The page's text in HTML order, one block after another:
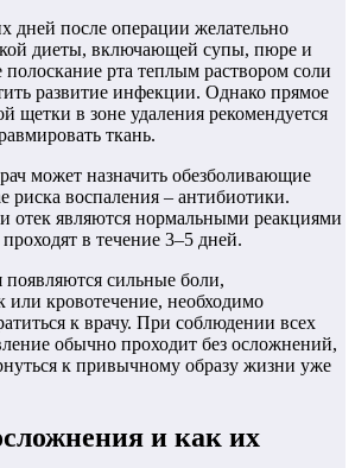
дней после операции желательно
диеты, включающей супы, пюре и
полоскание рта теплым раствором соли
развитие инфекции. Однако прямое
щетки в зоне удаления рекомендуется
ткань.
может назначить обезболивающие
риска воспаления – антибиотики.
отек являются нормальными реакциями
в течение 3–5 дней.
появляются сильные боли,
кровотечение, необходимо
к врачу. При соблюдении всех
обычно проходит без осложнений,
к привычному образу жизни уже
и как их